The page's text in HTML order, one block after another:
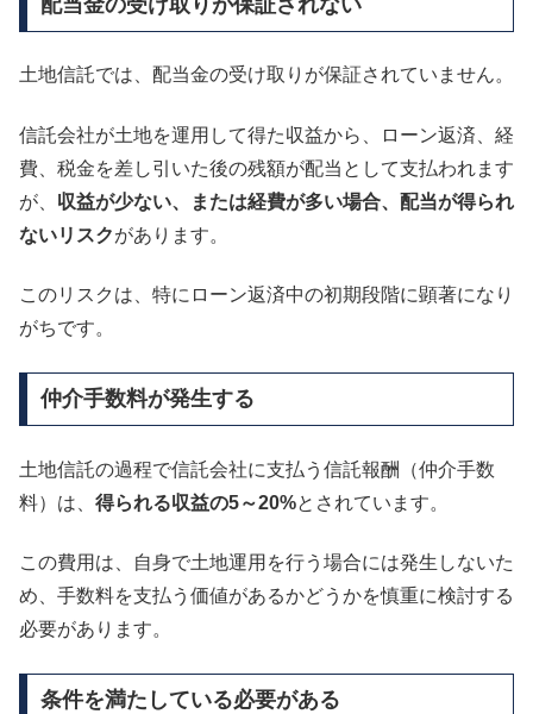
土地信託では、配当金の受け取りが保証されていません。
信託会社が土地を運用して得た収益から、ローン返済、経
費、税金を差し引いた後の残額が配当として支払われます
が、 収益が少ない、または経費が多い場合、配当が得られ
ないリスクがあります。
このリスクは、特にローン返済中の初期段階に顕著になり
がちです。
仲介手数料が発生する
土地信託の過程で信託会社に支払う信託報酬（仲介手数
料）は、 得られる収益の5～20%とされています。
この費用は、自身で土地運用を行う場合には発生しないた
め、手数料を支払う価値があるかどうかを慎重に検討する
必要があります。
条件を満たしている必要がある